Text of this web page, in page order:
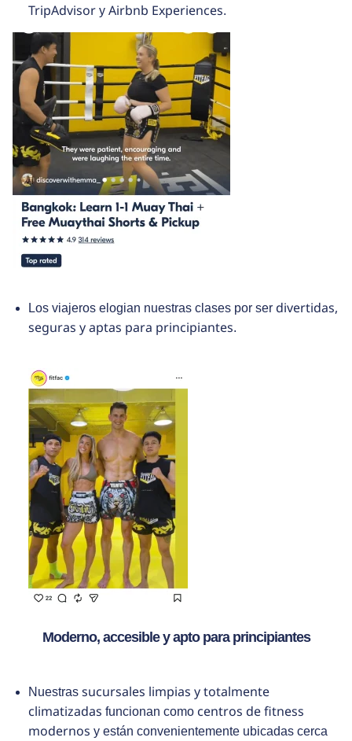
TripAdvisor y Airbnb Experiences.
Los viajeros elogian nuestras clases por ser divertidas,
seguras y aptas para principiantes.
Moderno, accesible y apto para principiantes
Nuestras sucursales limpias y totalmente
climatizadas funcionan como centros de fitness
modernos y están convenientemente ubicadas cerca